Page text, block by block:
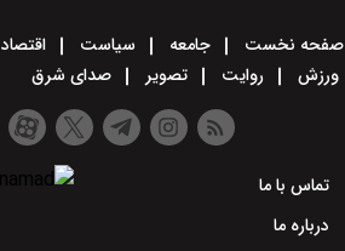
صفحه نخست جامعه سیاست اقتصاد
ورزش
روایت تصویر صدای شرق
تماس با ما
درباره ما